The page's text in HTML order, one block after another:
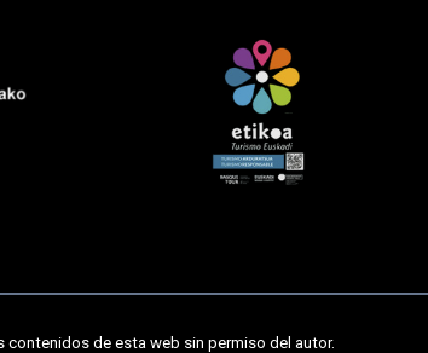
contenidos de esta web sin permiso del autor.